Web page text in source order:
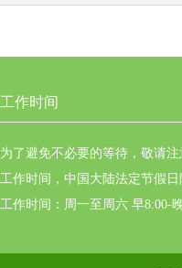
工作时间
为了避免不必要的等待，敬请
工作时间，中国大陆法定节假日
工作时间：周一至周六 早8:00-